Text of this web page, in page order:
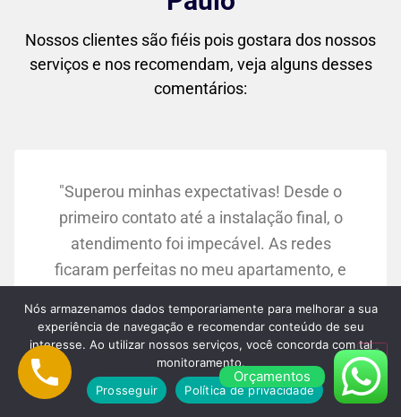
Nossos clientes são fiéis pois gostara dos nossos
serviços e nos recomendam, veja alguns desses
comentários:
"Superou minhas expectativas! Desde o
primeiro contato até a instalação final, o
atendimento foi impecável. As redes
ficaram perfeitas no meu apartamento, e
sabendo que meus filhos estão seguros."
Maria Silva:
Osasco/SPOrçamentos
Nós armazenamos dados temporariamente para melhorar a sua
experiência de navegação e recomendar conteúdo de seu
interesse. Ao utilizar nossos serviços, você concorda com tal
monitoramento.
Prosseguir
Política de privacidade